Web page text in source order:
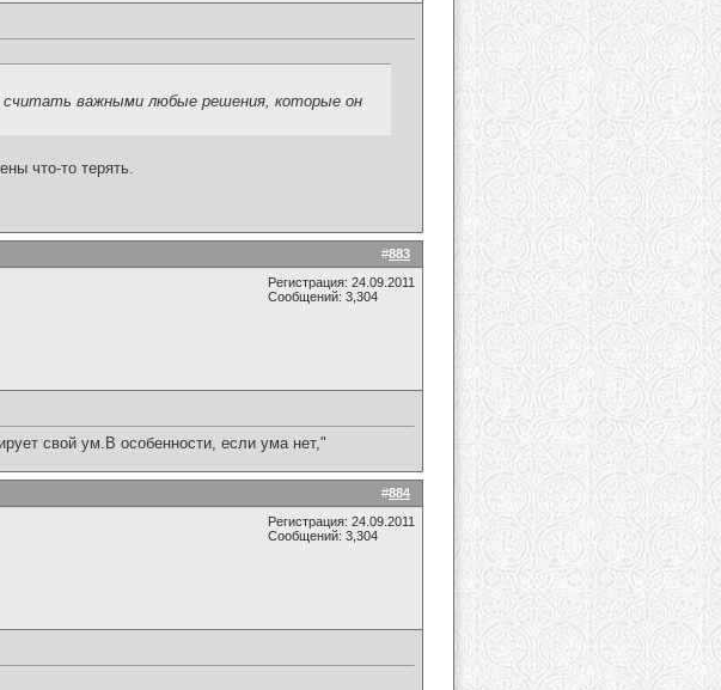
считать важными любые решения, которые он
что-то терять.
#883
Регистрация: 24.09.2011
Сообщений: 3,304
свой ум.В особенности, если ума нет,"
#884
Регистрация: 24.09.2011
Сообщений: 3,304